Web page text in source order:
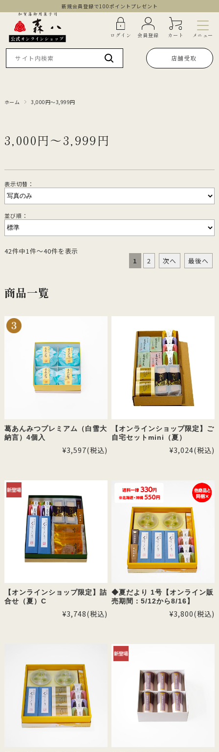
新規会員登録で100ポイントプレゼント
公式オンラインショップ ログイン 会員登録 カート メニュー
店舗受取
ホーム 3,000円～3,999円
3,000円～3,999円
表示切替：
並び順：
42件中1件～40件を表示
1
2 次へ 最後へ
商品一覧
葛あんみつプレミアム（白雪大
納言）4個入
¥3,597(税込)
【オンラインショップ限定】ご
自宅セットmini（夏）
¥3,024(税込)
【オンラインショップ限定】詰
合せ（夏）C
¥3,748(税込)
◆夏だより 1号【オンライン販
売期間：5/12から8/16】
¥3,800(税込)